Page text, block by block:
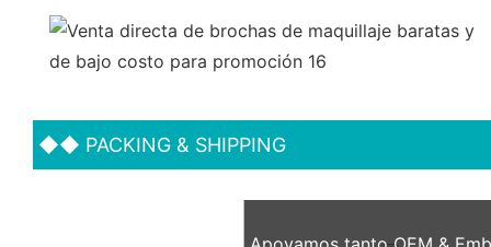
◆◆ PACKING & SHIPPING